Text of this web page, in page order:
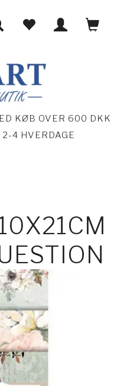
KØB OVER 600 DKK
4 HVERDAGE